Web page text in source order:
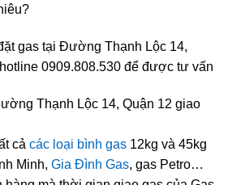
gas tại Đường Thạnh Lộc 14,
0909.808.530 để được tư vấn
Thạnh Lộc 14, Quận 12 giao
cả các loại bình gas 12kg và 45kg
Minh, Gia Đình Gas, gas Petro…